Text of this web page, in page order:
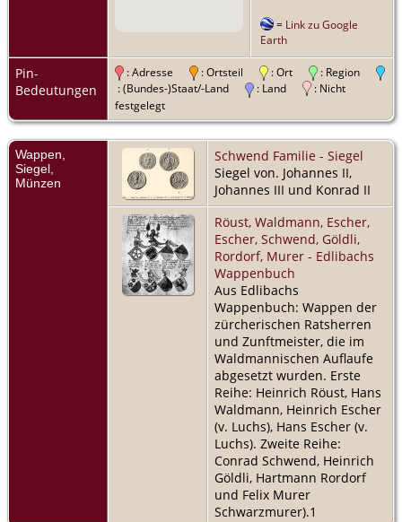
= Link zu Google
Earth
Pin-
Bedeutungen
: Adresse : Ortsteil : Ort
: Region
: (Bundes-)Staat/-Land
: Land
: Nicht
festgelegt
Wappen,
Siegel,
Münzen
Schwend Familie - Siegel
Siegel von. Johannes II,
Johannes III und Konrad II
Röust, Waldmann, Escher,
Escher, Schwend, Göldli,
Rordorf, Murer - Edlibachs
Wappenbuch
Aus Edlibachs
Wappenbuch: Wappen der
zürcherischen Ratsherren
und Zunftmeister, die im
Waldmannischen Auflaufe
abgesetzt wurden. Erste
Reihe: Heinrich Röust, Hans
Waldmann, Heinrich Escher
(v. Luchs), Hans Escher (v.
Luchs). Zweite Reihe:
Conrad Schwend, Heinrich
Göldli, Hartmann Rordorf
und Felix Murer
Schwarzmurer).1